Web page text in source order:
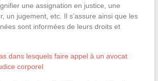
une assignation en justice, une
un jugement, etc. Il s’assure ainsi que les
sont informées de leurs droits et
dans lesquels faire appel à un avocat
corporel